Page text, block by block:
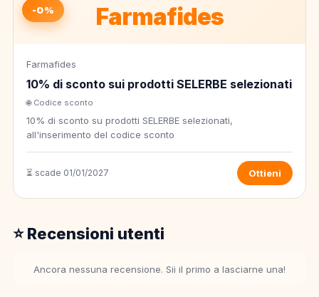
Farmafides
-0%
Farmafides
10% di sconto sui prodotti SELERBE selezionati
🌐 Codice sconto
10% di sconto su prodotti SELERBE selezionati,
all'inserimento del codice sconto
⏳ scade 01/01/2027 Ottieni
⭐ Recensioni utenti
Ancora nessuna recensione. Sii il primo a lasciarne una!